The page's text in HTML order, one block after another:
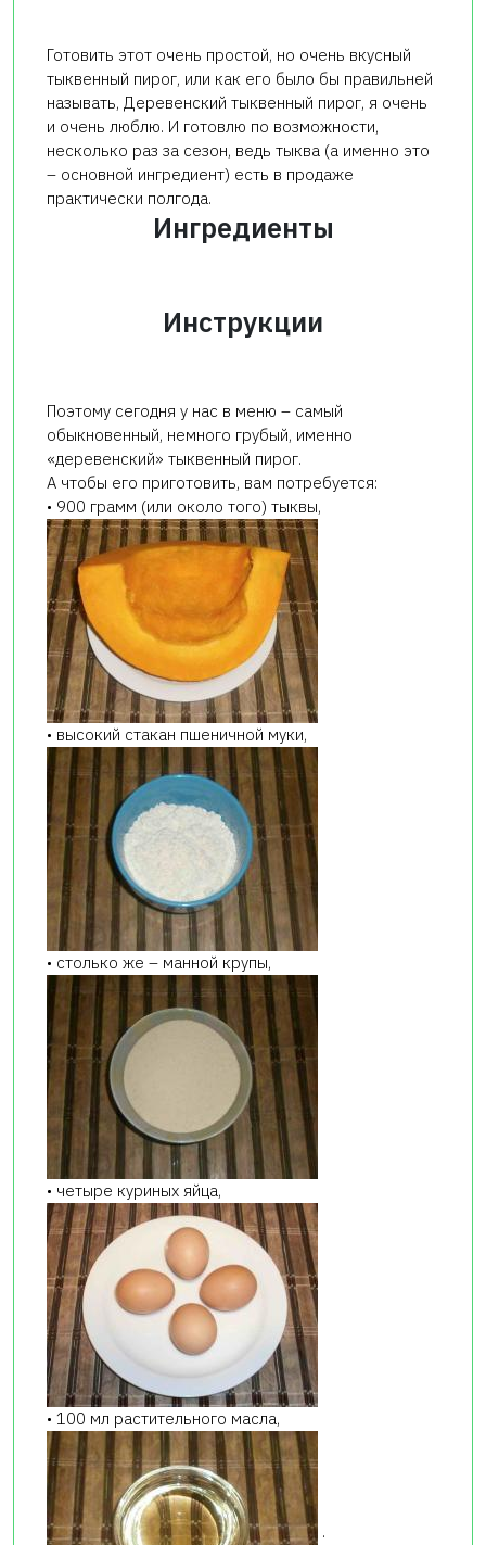
Готовить этот очень простой, но очень вкусный
тыквенный пирог, или как его было бы правильней
называть, Деревенский тыквенный пирог, я очень
и очень люблю. И готовлю по возможности,
несколько раз за сезон, ведь тыква (а именно это
– основной ингредиент) есть в продаже
практически полгода.
Ингредиенты
Инструкции
Поэтому сегодня у нас в меню – самый
обыкновенный, немного грубый, именно
«деревенский» тыквенный пирог.
А чтобы его приготовить, вам потребуется:
• 900 грамм (или около того) тыквы,
• высокий стакан пшеничной муки,
• столько же – манной крупы,
• четыре куриных яйца,
• 100 мл растительного масла,
.